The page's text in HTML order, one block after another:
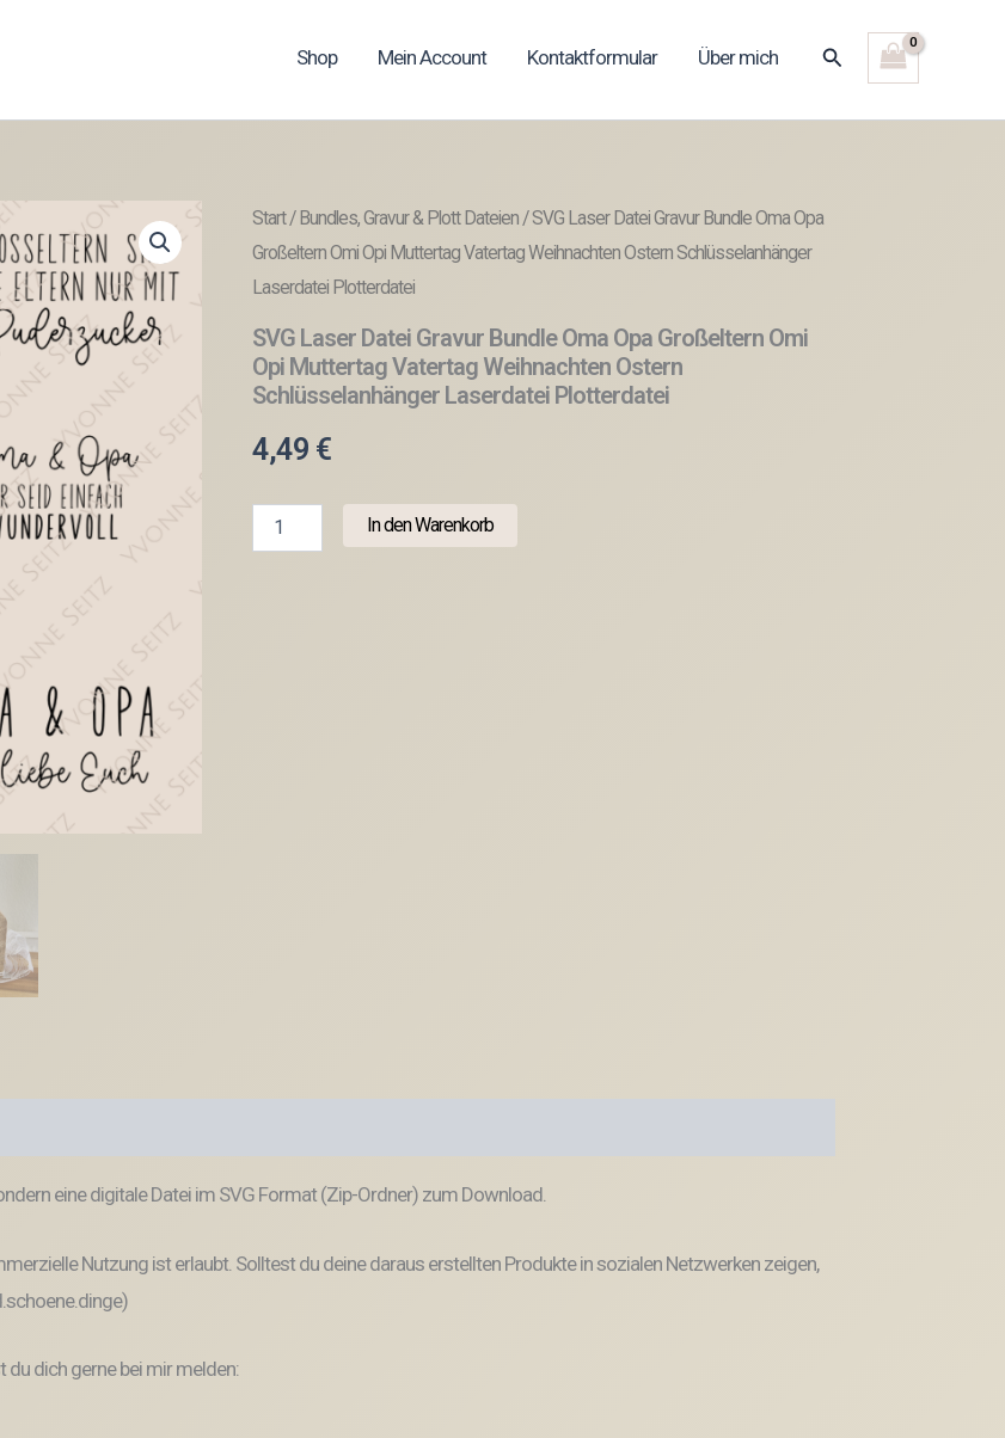
Shop Mein Account Kontaktformular Über mich Suchen
Start/Bundles, Gravur & Plott Dateien/ SVG Laser Datei Gravur Bundle Oma Opa
Großeltern Omi Opi Muttertag Vatertag Weihnachten Ostern Schlüsselanhänger
Laserdatei Plotterdatei
SVG Laser Datei Gravur Bundle Oma Opa Großeltern Omi
Opi Muttertag Vatertag Weihnachten Ostern
Schlüsselanhänger Laserdatei Plotterdatei
4,49 €
Laser
In den Warenkorb
eine digitale Datei im SVG Format (Zip-Ordner) zum Download.
Nutzung ist erlaubt. Solltest du deine daraus erstellten Produkte in sozialen Netzwerken zeigen,
dich gerne bei mir melden: